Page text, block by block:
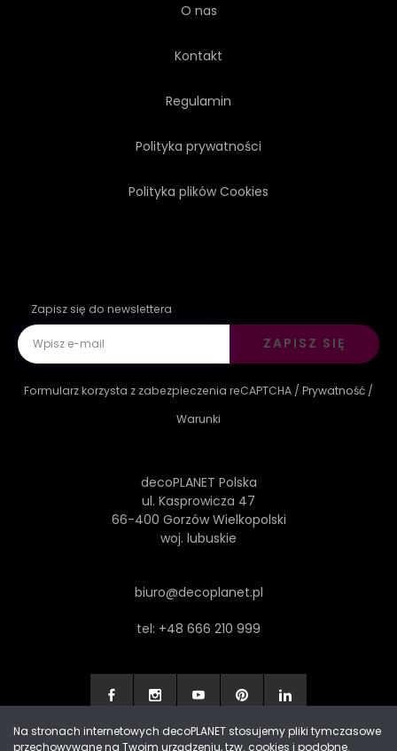
O nas
Kontakt
Regulamin
Polityka prywatności
Polityka plików Cookies
Zapisz się do newslettera
ZAPISZ SIĘ
Formularz korzysta z zabezpieczenia reCAPTCHA / Prywatność /
Warunki
decoPLANET Polska
ul. Kasprowicza 47
66-400 Gorzów Wielkopolski
woj. lubuskie
biuro@decoplanet.pl
tel: +48 666 210 999
Na stronach internetowych decoPLANET stosujemy pliki tymczasowe
przechowywane na Twoim urządzeniu, tzw. cookies i podobne.